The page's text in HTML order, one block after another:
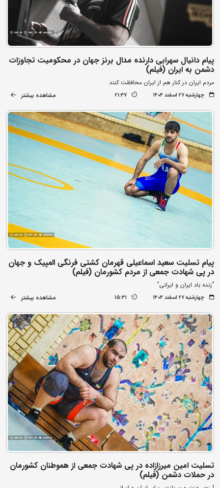
پیام دانیال سهرابی دارنده مدال برنز جهان در محکومیت تجاوزات
دشمن به ایران (فیلم)
مردم ایران در کنار هم از ایران محافظت کنند
چهارشنبه ۲۷ اسفند ۱۴۰۴ 21:37 مشاهده بیشتر
پیام تسلیت سعید اسماعیلی قهرمان کشتی فرنگی المپیک و جهان
در پی شهادت جمعی از مردم کشورمان (فیلم)
"زنده باد ایران و ایرانی"
چهارشنبه ۲۷ اسفند ۱۴۰۴ 15:31 مشاهده بیشتر
تسلیت امین میرزازاده در پی شهادت جمعی از هموطنان کشورمان
در حملات دشمن (فیلم)